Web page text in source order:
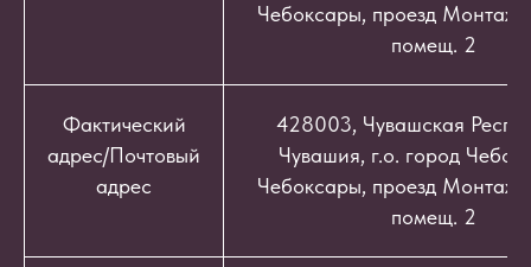
Чебоксары, проезд
помещ. 2
Фактический
адрес/Почтовый
адрес
428003, Чувашская
Чувашия, г.о. город
Чебоксары, проезд
помещ. 2